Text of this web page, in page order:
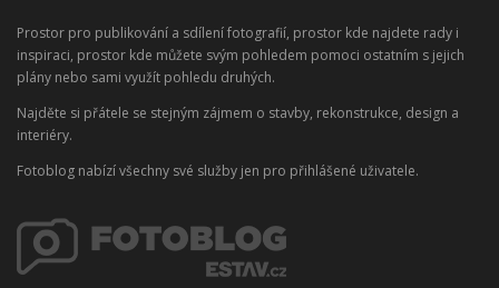
Prostor pro publikování a sdílení fotografií, prostor kde najdete rady i
inspiraci, prostor kde můžete svým pohledem pomoci ostatním s jejich
plány nebo sami využít pohledu druhých.
Najděte si přátele se stejným zájmem o stavby, rekonstrukce, design a
interiéry.
Fotoblog nabízí všechny své služby jen pro přihlášené uživatele.